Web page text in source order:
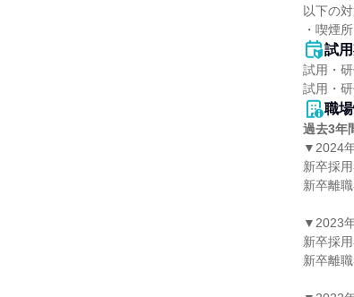
以下の
・喫煙
試
試用・
職
過去3年
▼2024
新卒採
新卒離
▼2023
新卒採
新卒離